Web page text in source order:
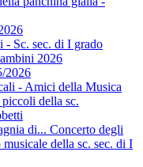
- Sc. sec. di I grado
2026
2026
- Amici della Musica
della sc.
di... Concerto degli
della sc. sec. di I